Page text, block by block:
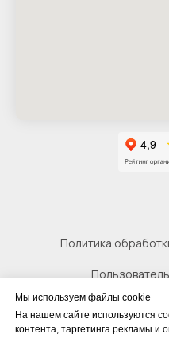
Политика
Согласие на
Мы используем файлы cookie
На нашем сайте используются
контента, таргетинга рекламы и